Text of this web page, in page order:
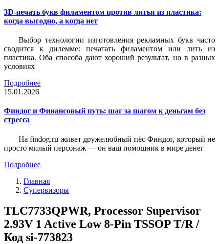
3D-печать букв филаментом против литья из пластика:
когда выгодно, а когда нет
Выбор технологии изготовления рекламных букв часто
сводится к дилемме: печатать филаментом или лить из
пластика. Оба способа дают хороший результат, но в разных
условиях
Подробнее
15.01.2026
Финдог и Финансовый путь: шаг за шагом к деньгам без
стресса
На findog.ru живет дружелюбный пёс Финдог, который не
просто милый персонаж — он ваш помощник в мире денег
Подробнее
Главная
Супервизоры
TLC7733QPWR, Processor Supervisor
2.93V 1 Active Low 8-Pin TSSOP T/R /
Код si-773823